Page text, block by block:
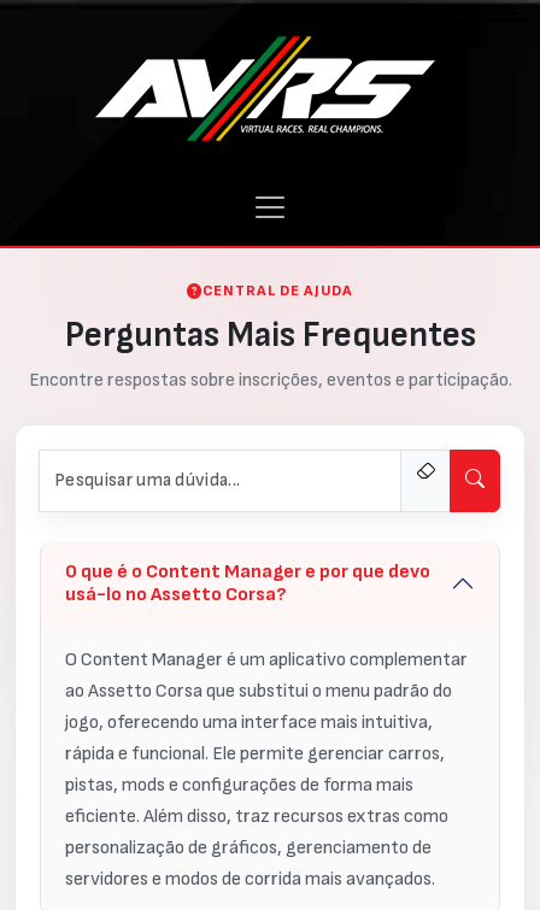
CENTRAL DE AJUDA
Perguntas Mais Frequentes
Encontre respostas sobre inscrições, eventos e participação.
O que é o Content Manager e por que devo
usá-lo no Assetto Corsa?
O Content Manager é um aplicativo complementar
ao Assetto Corsa que substitui o menu padrão do
jogo, oferecendo uma interface mais intuitiva,
rápida e funcional. Ele permite gerenciar carros,
pistas, mods e configurações de forma mais
eficiente. Além disso, traz recursos extras como
personalização de gráficos, gerenciamento de
servidores e modos de corrida mais avançados.